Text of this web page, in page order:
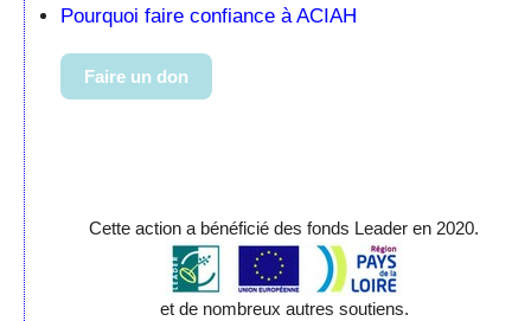
Pourquoi faire confiance à ACIAH
Faire un don
Cette action a bénéficié des fonds Leader en 2020.
et de nombreux autres soutiens.